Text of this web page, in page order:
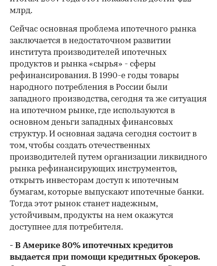
млрд.
Сейчас основная проблема ипотечного рынка
заключается в недостаточном развитии
института производителей ипотечных
продуктов и рынка «сырья» - сферы
рефинансирования. В 1990-е годы товары
народного потребления в России были
западного производства, сегодня та же ситуация
на ипотечном рынке, где используются в
основном деньги западных финансовых
структур. И основная задача сегодня состоит в
том, чтобы создать отечественных
производителей путем организации ликвидного
рынка рефинансирующих инструментов,
открыть инвесторам доступ к ипотечным
бумагам, которые выпускают ипотечные банки.
Тогда этот рынок станет надежным,
устойчивым, продукты на нем окажутся
доступнее для потребителя.
- В Америке 80% ипотечных кредитов
выдается при помощи кредитных брокеров.